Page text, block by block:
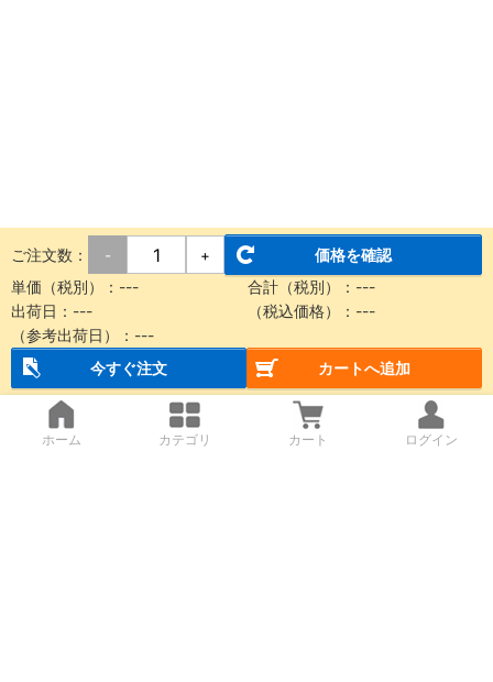
ご注文数： - +
価格を確認
単価（税別）：---
合計（税別）：---
出荷日：---
（税込価格）：---
（参考出荷日）：---
今すぐ注文
カートへ追加
ホーム カテゴリ カート ログイン